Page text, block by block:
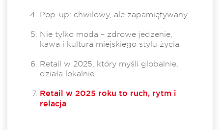
Pop-up: chwilowy, ale zapamiętywany
Nie tylko moda – zdrowe jedzenie,
kawa i kultura miejskiego stylu życia
Retail w 2025, który myśli globalnie,
działa lokalnie
Retail w 2025 roku to ruch, rytm i
relacja